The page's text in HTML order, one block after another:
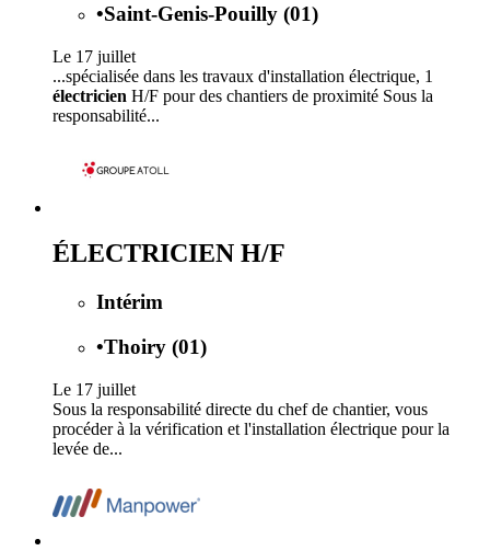
•Saint-Genis-Pouilly (01)
Le 17 juillet
...spécialisée dans les travaux d'installation électrique, 1
électricien H/F pour des chantiers de proximité Sous la
responsabilité...
ÉLECTRICIEN H/F
Intérim
•Thoiry (01)
Le 17 juillet
Sous la responsabilité directe du chef de chantier, vous
procéder à la vérification et l'installation électrique pour la
levée de...